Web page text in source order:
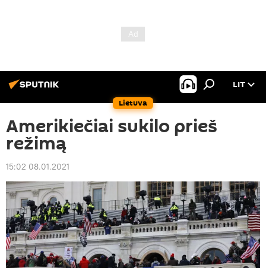
Lietuva
LIT
Amerikiečiai sukilo prieš
režimą
15:02 08.01.2021